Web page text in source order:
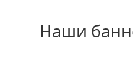
Наши